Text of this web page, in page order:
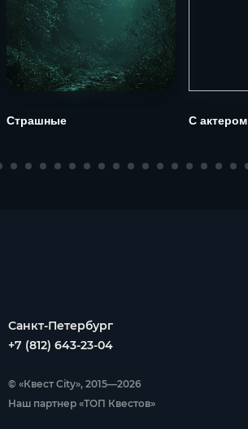
Страшные С актером
Санкт-Петербург
+7 (812) 643-23-04
© «Квест City», 2015—2026
Наш партнер «ТОП Квестов»